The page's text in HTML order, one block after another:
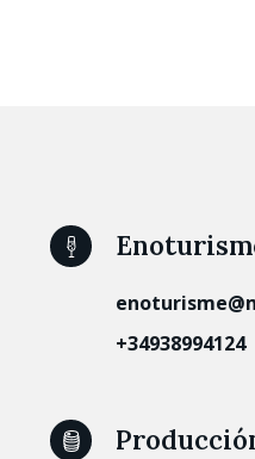
+34938994124